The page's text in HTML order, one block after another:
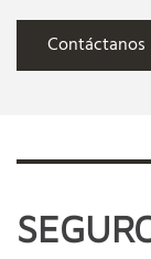
Contáctanos